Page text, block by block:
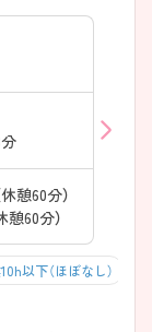
憩60分）
憩60分）
以下（ほぼなし）